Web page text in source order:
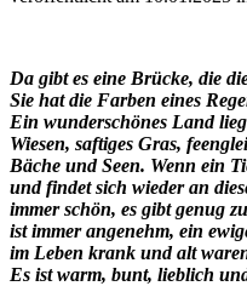
Da gibt es eine Brücke, die
Sie hat die Farben eines
Ein wunderschönes Land
Wiesen, saftiges Gras,
Bäche und Seen. Wenn ein
und findet sich wieder an
immer schön, es gibt genug
ist immer angenehm, ein
im Leben krank und alt
Es ist warm, bunt, lieblich